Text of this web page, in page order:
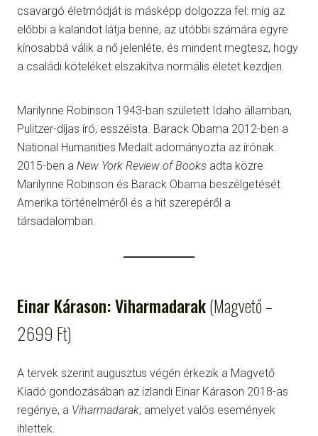
csavargó életmódját is másképp dolgozza fel: míg az
előbbi a kalandot látja benne, az utóbbi számára egyre
kínosabbá válik a nő jelenléte, és mindent megtesz, hogy
a családi köteléket elszakítva normális életet kezdjen.
Marilynne Robinson 1943-ban született Idaho államban,
Pulitzer-díjas író, esszéista. Barack Obama 2012-ben a
National Humanities Medalt adományozta az írónak.
2015-ben a New York Review of Books adta közre
Marilynne Robinson és Barack Obama beszélgetését
Amerika történelméről és a hit szerepéről a
társadalomban.
Einar Kárason: Viharmadarak(Magvető –
2699 Ft)
A tervek szerint augusztus végén érkezik a Magvető
Kiadó gondozásában az izlandi Einar Kárason 2018-as
regénye, a Viharmadarak, amelyet valós események
ihlettek.